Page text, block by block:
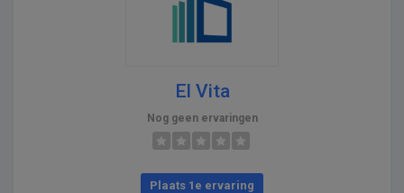
El Vita
Nog geen ervaringen
Plaats 1e ervaring